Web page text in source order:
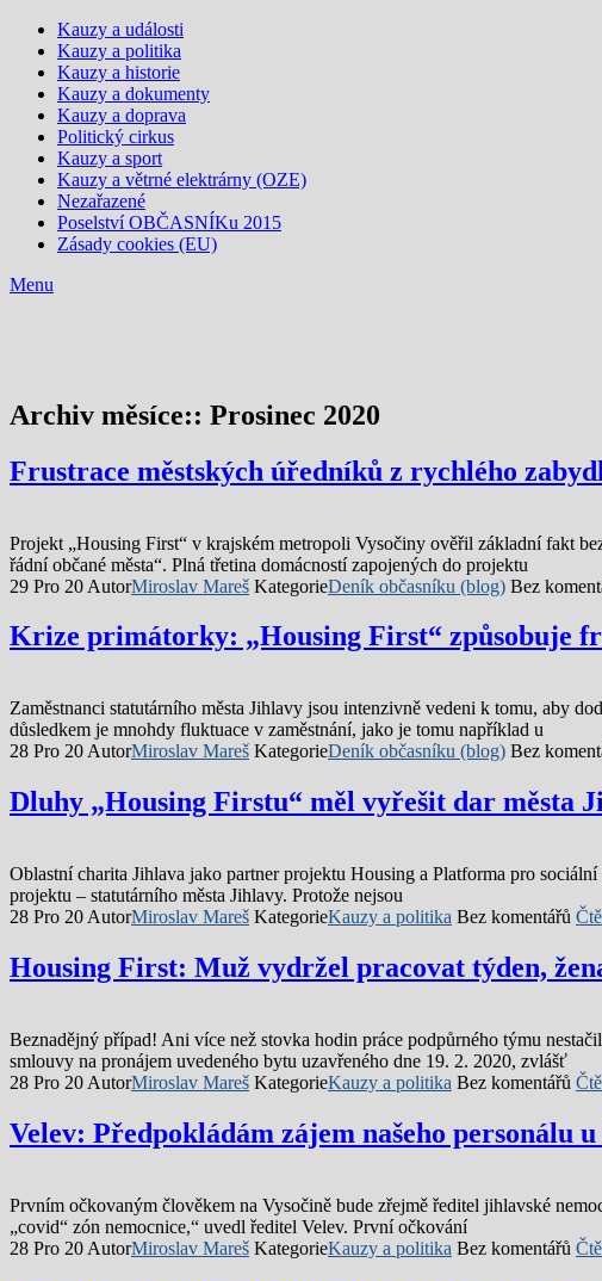
Kauzy a události
Kauzy a politika
Kauzy a historie
Kauzy a dokumenty
Kauzy a doprava
Politický cirkus
Kauzy a sport
Kauzy a větrné elektrárny (OZE)
Nezařazené
Poselství OBČASNÍKu 2015
Zásady cookies (EU)
Menu
Archiv měsíce:: Prosinec 2020
Frustrace městských úředníků z rychlého
Projekt „Housing First“ v krajském metropoli Vysočiny ověřil základní fakt
řádní občané města“. Plná třetina domácností zapojených do projektu
29 Pro 20 AutorMiroslav Mareš KategorieDeník občasníku (blog) Bez
Krize primátorky: „Housing First“ způsobuje
Zaměstnanci statutárního města Jihlavy jsou intenzivně vedeni k tomu, aby
důsledkem je mnohdy fluktuace v zaměstnání, jako je tomu například u
28 Pro 20 AutorMiroslav Mareš KategorieDeník občasníku (blog) Bez
Dluhy „Housing Firstu“ měl vyřešit dar města
Oblastní charita Jihlava jako partner projektu Housing a Platforma pro
projektu – statutárního města Jihlavy. Protože nejsou
28 Pro 20 AutorMiroslav Mareš KategorieKauzy a politika Bez komentářů
Housing First: Muž vydržel pracovat týden,
Beznadějný případ! Ani více než stovka hodin práce podpůrného týmu
smlouvy na pronájem uvedeného bytu uzavřeného dne 19. 2. 2020, zvlášť
28 Pro 20 AutorMiroslav Mareš KategorieKauzy a politika Bez komentářů
Velev: Předpokládám zájem našeho personálu
Prvním očkovaným člověkem na Vysočině bude zřejmě ředitel jihlavské
„covid“ zón nemocnice,“ uvedl ředitel Velev. První očkování
28 Pro 20 AutorMiroslav Mareš KategorieKauzy a politika Bez komentářů